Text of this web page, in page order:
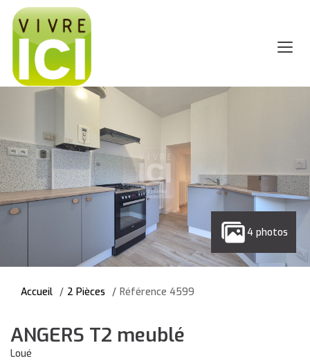
4 photos
Accueil 2 Pièces Référence 4599
ANGERS T2 meublé
Loué